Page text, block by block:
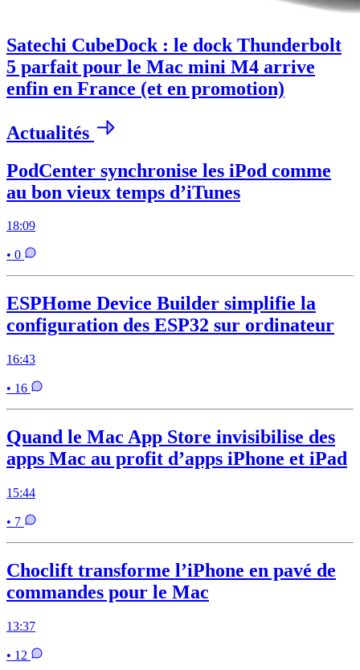
Satechi CubeDock : le dock Thunderbolt
5 parfait pour le Mac mini M4 arrive
enfin en France (et en promotion)
Actualités
PodCenter synchronise les iPod comme
au bon vieux temps d’iTunes
18:09
• 0
ESPHome Device Builder simplifie la
configuration des ESP32 sur ordinateur
16:43
• 16
Quand le Mac App Store invisibilise des
apps Mac au profit d’apps iPhone et iPad
15:44
• 7
Choclift transforme l’iPhone en pavé de
commandes pour le Mac
13:37
• 12